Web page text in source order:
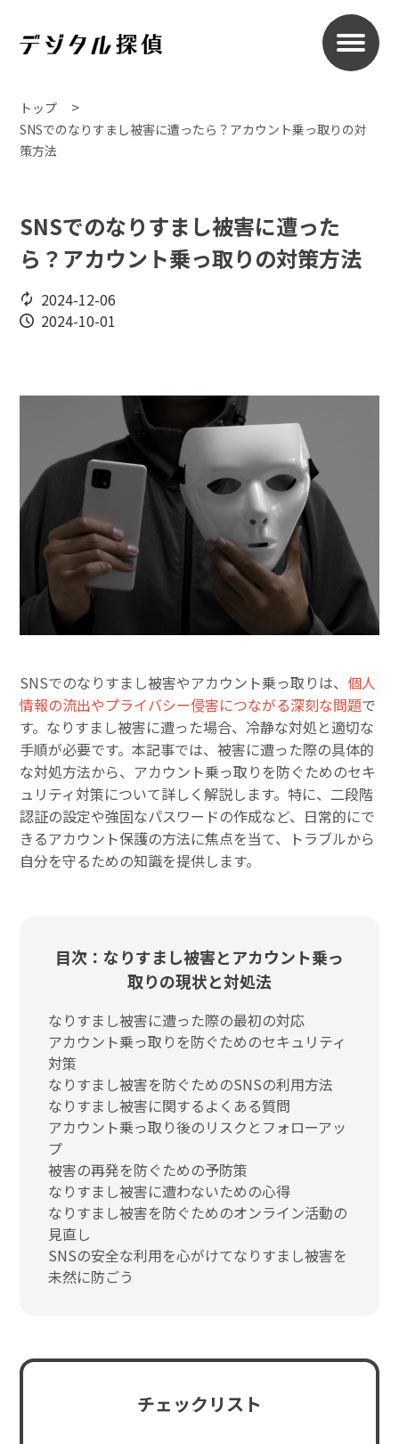
トップ
SNSでのなりすまし被害に遭ったら？アカウント乗っ取りの対
策方法
SNSでのなりすまし被害に遭った
ら？アカウント乗っ取りの対策方法
2024-12-06
2024-10-01
SNSでのなりすまし被害やアカウント乗っ取りは、 個人
情報の流出やプライバシー侵害につながる深刻な問題で
す。なりすまし被害に遭った場合、冷静な対処と適切な
手順が必要です。本記事では、被害に遭った際の具体的
な対処方法から、アカウント乗っ取りを防ぐためのセキ
ュリティ対策について詳しく解説します。特に、二段階
認証の設定や強固なパスワードの作成など、日常的にで
きるアカウント保護の方法に焦点を当て、トラブルから
自分を守るための知識を提供します。
目次：なりすまし被害とアカウント乗っ
取りの現状と対処法
なりすまし被害に遭った際の最初の対応
アカウント乗っ取りを防ぐためのセキュリティ
対策
なりすまし被害を防ぐためのSNSの利用方法
なりすまし被害に関するよくある質問
アカウント乗っ取り後のリスクとフォローアッ
プ
被害の再発を防ぐための予防策
なりすまし被害に遭わないための心得
なりすまし被害を防ぐためのオンライン活動の
見直し
SNSの安全な利用を心がけてなりすまし被害を
未然に防ごう
チェックリスト